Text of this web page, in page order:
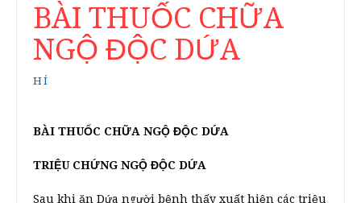
BÀI THUỐC CHỮA
NGỘ ĐỘC DỨA
HÍ
BÀI THUỐC CHỮA NGỘ ĐỘC DỨA
TRIỆU CHỨNG NGỘ ĐỘC DỨA
Sau khi ăn Dứa người bệnh thấy xuất hiện các triệu